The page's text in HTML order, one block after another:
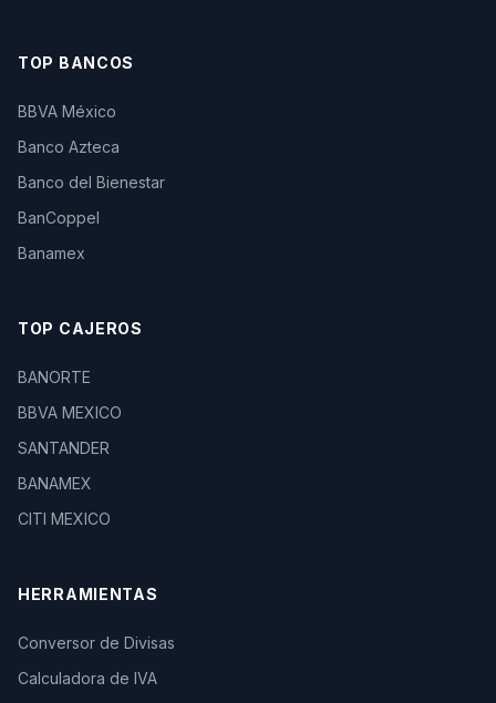
TOP BANCOS
BBVA México
Banco Azteca
Banco del Bienestar
BanCoppel
Banamex
TOP CAJEROS
BANORTE
BBVA MEXICO
SANTANDER
BANAMEX
CITI MEXICO
HERRAMIENTAS
Conversor de Divisas
Calculadora de IVA